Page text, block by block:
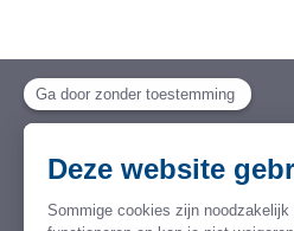
Kinderen
Stichting van Openbaar Nut